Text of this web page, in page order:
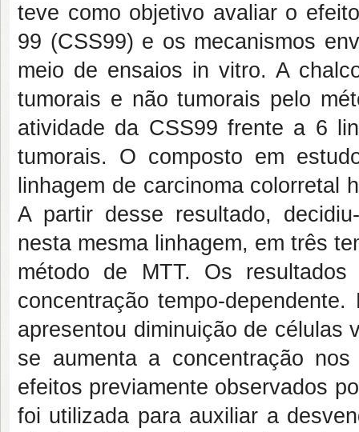
teve como objetivo avaliar o
99 (CSS99) e os mecanismos
meio de ensaios in vitro. A
tumorais e não tumorais pelo
atividade da CSS99 frente a 6
tumorais. O composto em
linhagem de carcinoma colorretal
A partir desse resultado,
nesta mesma linhagem, em três
método de MTT. Os
concentração tempo-
apresentou diminuição de células
se aumenta a concentração
efeitos previamente observados
foi utilizada para auxiliar a